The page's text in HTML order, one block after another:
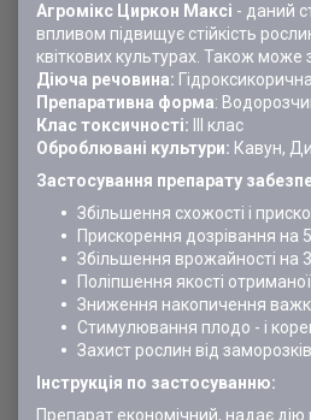
Агромікс Циркон Максі - даний
впливом підвищує стійкість
квіткових культурах. Також може
Діюча речовина:
Препаративна форма:
Клас токсичності: ІІІ клас
Оброблювані культури: Кавун,
Застосування препарату
Збільшення схожості і
Прискорення дозрівання на
Збільшення врожайності на
Поліпшення якості отриманої
Зниження накопичення
Стимулювання плодо - і
Захист рослин від
Інструкція по застосуванню:
Препарат економічний, надає